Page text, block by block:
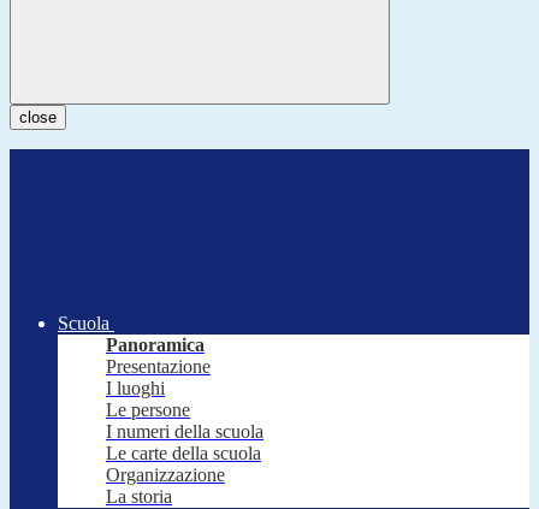
close
Scuola
Panoramica
Presentazione
I luoghi
Le persone
I numeri della scuola
Le carte della scuola
Organizzazione
La storia